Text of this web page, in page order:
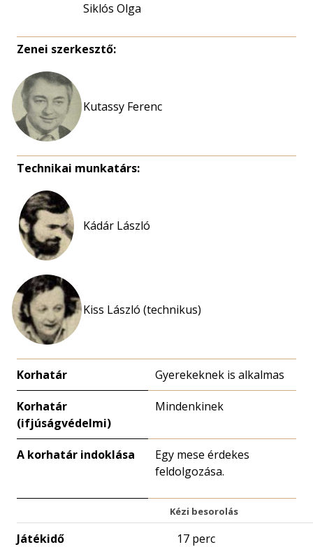
Siklós Olga
Zenei szerkesztő:
Kutassy Ferenc
Technikai munkatárs:
Kádár László
Kiss László (technikus)
Korhatár Gyerekeknek is alkalmas
Korhatár
(ifjúságvédelmi)
Mindenkinek
A korhatár indoklása
Egy mese érdekes
feldolgozása.
Kézi besorolás
Játékidő 17 perc